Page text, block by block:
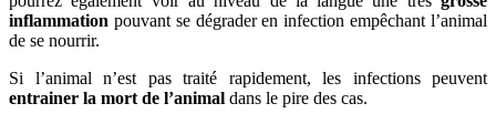
inflammation pouvant se dégrader en infection empêchant l’animal
de se nourrir.
Si l’animal n’est pas traité rapidement, les infections peuvent
entrainer la mort de l’animal dans le pire des cas.